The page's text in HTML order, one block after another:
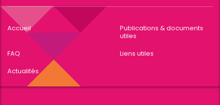
Accueil
Publications & documents
utiles
FAQ
Liens utiles
Actualités